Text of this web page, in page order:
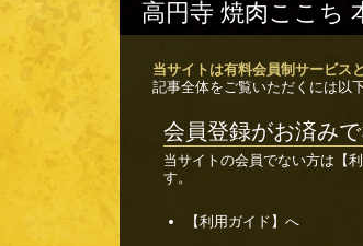
高円寺 焼肉ここち
当サイトは有料会員制サービス
記事全体をご覧いただくには以
会員登録がお済み
当サイトの会員でない方は 【
す。
【利用ガイド】へ